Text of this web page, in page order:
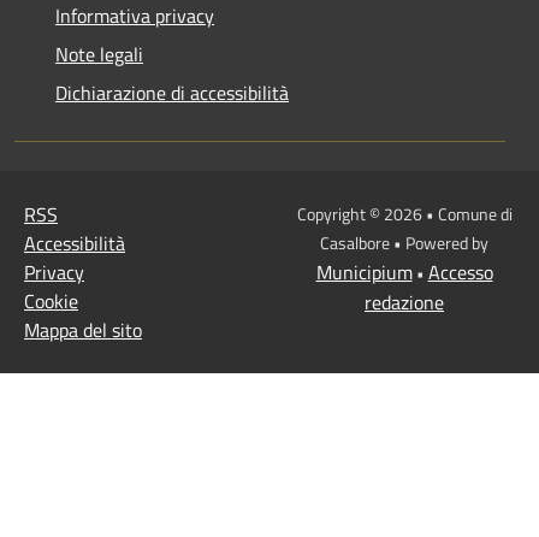
Informativa privacy
Note legali
Dichiarazione di accessibilità
RSS
Accessibilità
Privacy
Cookie
Mappa del sito
Copyright © 2026 • Comune di
Casalbore • Powered by
Municipium• Accesso
redazione